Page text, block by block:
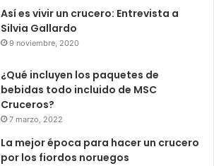
Así es vivir un crucero: Entrevista a
Silvia Gallardo
9 noviembre, 2020
¿Qué incluyen los paquetes de
bebidas todo incluido de MSC
Cruceros?
7 marzo, 2022
La mejor época para hacer un crucero
por los fiordos noruegos